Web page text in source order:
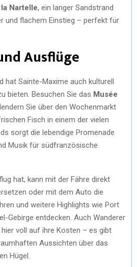
Nartelle, ein langer Sandstrand
und flachem Einstieg – perfekt für
Ausflüge
hat Sainte-Maxime auch kulturell
bieten. Besuchen Sie das Musée
Sie über den Wochenmarkt
Fisch in einem der vielen
sorgt die lebendige Promenade
Musik für südfranzösische
hat, kann mit der Fähre direkt
oder mit dem Auto die
und weitere Highlights wie Port
Gebirge entdecken. Auch Wanderer
voll auf ihre Kosten – es gibt
Aussichten über das
Hügel.